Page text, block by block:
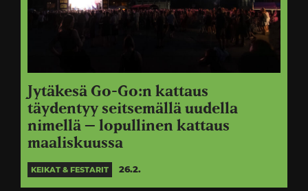
Jytäkesä Go-Go:n kattaus
täydentyy seitsemällä uudella
nimellä – lopullinen kattaus
maaliskuussa
KEIKAT & FESTARIT 26.2.